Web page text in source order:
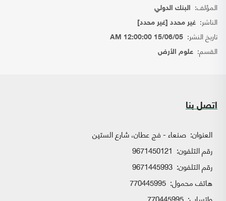
المؤلف: البنك الدولي
الناشر: غير محدد [غير محدد]
تاريخ النشر: 15/06/05 12:00:00 AM
القسم: علوم الأرض
اتصل بنا
العنوان: صنعاء - فج عطان، شارع الستين
رقم التلفون: 9671450121
رقم التلفون: 9671445993
هاتف محمول: 770445995